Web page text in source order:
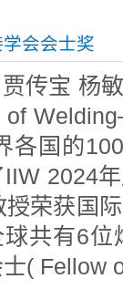
会会士奖
传宝 杨
of
各国的
2024
荣获国
共有6
( Fellow